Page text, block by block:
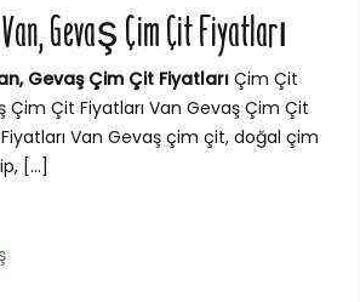
Gevaş Çim Çit Fiyatları
Gevaş Çim Çit Fiyatları Çim Çit
Çim Çit Fiyatları Van Gevaş Çim Çit
Van Gevaş çim çit, doğal çim
[…]